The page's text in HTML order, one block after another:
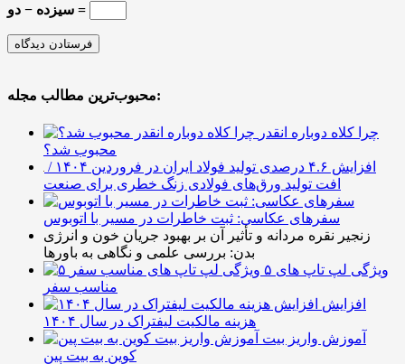
سیزده − دو =
محبوب‌ترین مطالب مجله:
چرا کلاه دوباره انقدر
محبوب شد؟
افزایش ۴.۶ درصدی تولید فولاد ایران در فروردین ۱۴۰۴ /
افت تولید ورق‌های فولادی زنگ خطری برای صنعت
سفرهای عکاسی: ثبت خاطرات در مسیر با اتوبوس
زنجیر نقره مردانه و تأثیر آن بر بهبود جریان خون و انرژی
بدن: بررسی علمی و نگاهی به باورها
۵ ویژگی لپ تاپ های
مناسب سفر
افزایش
هزینه مالکیت لیفتراک در سال ۱۴۰۴
آموزش واریز بیت
کوین به بیت پین